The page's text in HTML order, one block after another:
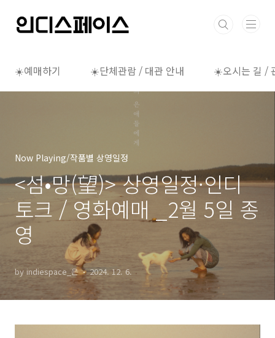
☀️예매하기 ☀️단체관람 / 대관 안내 ☀️오시는 길 /
Now Playing/작품별 상영일정
<섬•망(望)> 상영일정·인디
토크 / 영화예매 _2월 5일 종
영
by indiespace_은 2024. 12. 6.